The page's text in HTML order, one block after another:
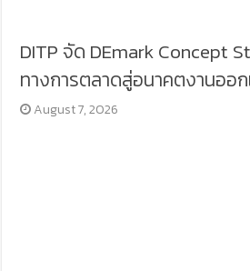
DITP จัด DEmark Concept
ทางการตลาดสู่อนาคตงานออ
August 7, 2026